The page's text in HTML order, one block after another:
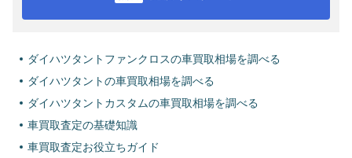
ダイハツタントファンクロスの車買取相場を調べる
ダイハツタントの車買取相場を調べる
ダイハツタントカスタムの車買取相場を調べる
車買取査定の基礎知識
車買取査定お役立ちガイド